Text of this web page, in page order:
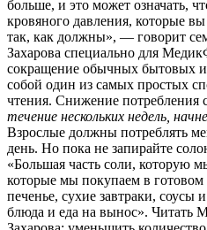
больше, и это может означать,
кровяного давления, которые
так, как должны», — говорит
Захарова специально для
сокращение обычных бытовых
собой один из самых простых
чтения. Снижение потребления
течение нескольких недель,
Взрослые должны потреблять
день. Но пока не запирайте
«Большая часть соли, которую
которые мы покупаем в готовом
печенье, сухие завтраки, соусы
блюда и еда на вынос». Читать